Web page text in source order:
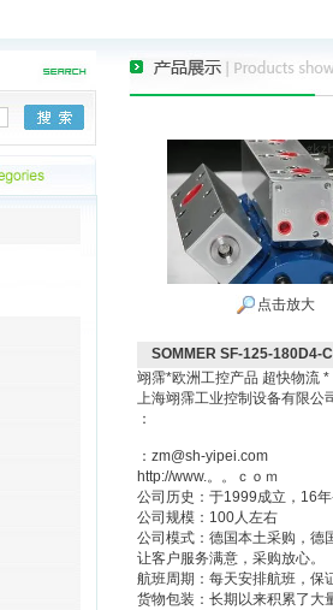
点击放大
SOMMER SF-125-180D4-
翊霈*欧洲工控产品 超快物
上海翊霈工业控制设备有限
：
：zm@sh-yipei.com
http://www.。。ｃｏｍ
公司历史：于1999成立，16
公司规模：100人左右
公司模式：德国本土采购，德
让客户服务满意，采购放心。
航班周期：每天安排航班，保
货物包装：长期以来积累了大